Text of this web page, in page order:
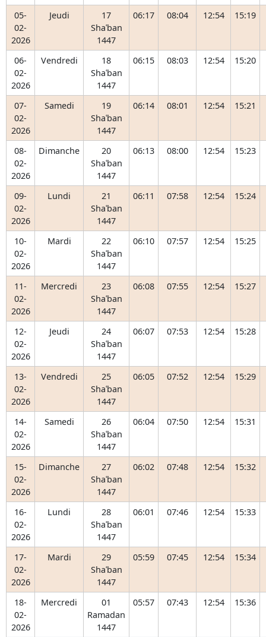
05-
02-
2026
Jeudi
17
Shaʿban
1447
06:17 08:04 12:54 15:19
06-
02-
2026
Vendredi
18
Shaʿban
1447
06:15 08:03 12:54 15:20
07-
02-
2026
Samedi
19
Shaʿban
1447
06:14 08:01 12:54 15:21
08-
02-
2026
Dimanche
20
Shaʿban
1447
06:13 08:00 12:54 15:23
09-
02-
2026
Lundi
21
Shaʿban
1447
06:11 07:58 12:54 15:24
10-
02-
2026
Mardi
22
Shaʿban
1447
06:10 07:57 12:54 15:25
11-
02-
2026
Mercredi
23
Shaʿban
1447
06:08 07:55 12:54 15:27
12-
02-
2026
Jeudi
24
Shaʿban
1447
06:07 07:53 12:54 15:28
13-
02-
2026
Vendredi
25
Shaʿban
1447
06:05 07:52 12:54 15:29
14-
02-
2026
Samedi
26
Shaʿban
1447
06:04 07:50 12:54 15:31
15-
02-
2026
Dimanche
27
Shaʿban
1447
06:02 07:48 12:54 15:32
16-
02-
2026
Lundi
28
Shaʿban
1447
06:01 07:46 12:54 15:33
17-
02-
2026
Mardi
29
Shaʿban
1447
05:59 07:45 12:54 15:34
18-
02-
2026
Mercredi
01
Ramadan
1447
05:57 07:43 12:54 15:36